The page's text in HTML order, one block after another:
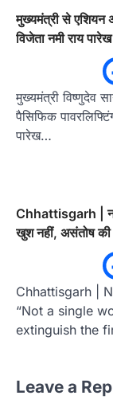
मुख्यमंत्री से एशियन
विजेता नमी राय
मुख्यमंत्री विष्णुदेव
पैसिफिक
पारेख…
Chhattisgarh |
खुश नहीं, असंतोष
Chhattisgarh |
“Not a single
extinguish the
Leave a